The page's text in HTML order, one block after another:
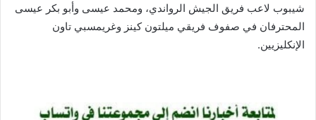
شيبوب لاعب فريق الجيش الرواندي، ومحمد عيسى وأبو بكر عيسى
المحترفان في صفوف فريقي ميلتون كينز وغريمسبي تاون
الإنكليزيين.